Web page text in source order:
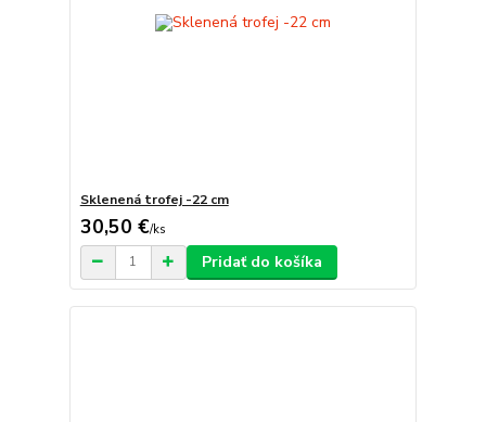
Sklenená trofej -22 cm
30,50 €/ks
Pridať do košíka